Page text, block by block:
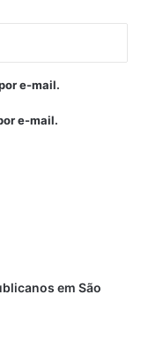
e-mail.
e-mail.
em São